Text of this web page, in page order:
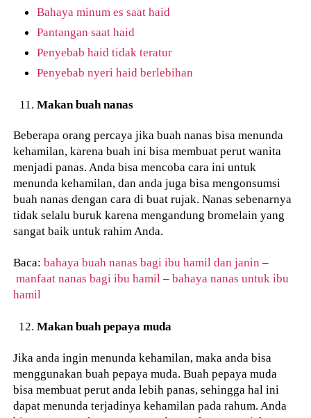
Bahaya minum es saat haid
Pantangan saat haid
Penyebab haid tidak teratur
Penyebab nyeri haid berlebihan
Makan buah nanas
Beberapa orang percaya jika buah nanas bisa menunda
kehamilan, karena buah ini bisa membuat perut wanita
menjadi panas. Anda bisa mencoba cara ini untuk
menunda kehamilan, dan anda juga bisa mengonsumsi
buah nanas dengan cara di buat rujak. Nanas sebenarnya
tidak selalu buruk karena mengandung bromelain yang
sangat baik untuk rahim Anda.
Baca:bahaya buah nanas bagi ibu hamil dan janin –
manfaat nanas bagi ibu hamil –bahaya nanas untuk ibu
hamil
Makan buah pepaya muda
Jika anda ingin menunda kehamilan, maka anda bisa
menggunakan buah pepaya muda. Buah pepaya muda
bisa membuat perut anda lebih panas, sehingga hal ini
dapat menunda terjadinya kehamilan pada rahum. Anda